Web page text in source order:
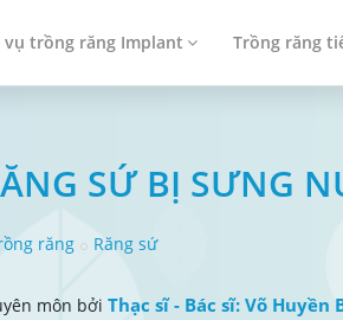
vụ trồng răng Implant Trồng răng
SỨ BỊ SƯNG
răng Răng sứ
môn bởi Thạc sĩ - Bác sĩ: Võ Huyền